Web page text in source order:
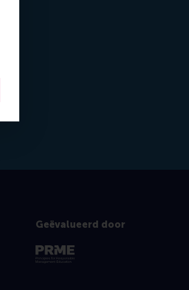
Geëvalueerd door